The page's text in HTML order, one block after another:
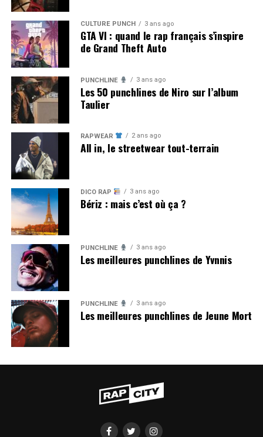
CULTURE PUNCH 3 ans ago
GTA VI : quand le rap français s’inspire
de Grand Theft Auto
PUNCHLINE 3 ans ago
Les 50 punchlines de Niro sur l’album
Taulier
RAPWEAR 2 ans ago
All in, le streetwear tout-terrain
DICO RAP 3 ans ago
Bériz : mais c’est où ça ?
PUNCHLINE 3 ans ago
Les meilleures punchlines de Yvnnis
PUNCHLINE 3 ans ago
Les meilleures punchlines de Jeune Mort